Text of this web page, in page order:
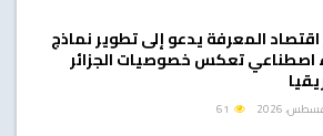
اقتصاد المعرفة يدعو إلى تطوير نماذج
اصطناعي تعكس خصوصيات الجزائر